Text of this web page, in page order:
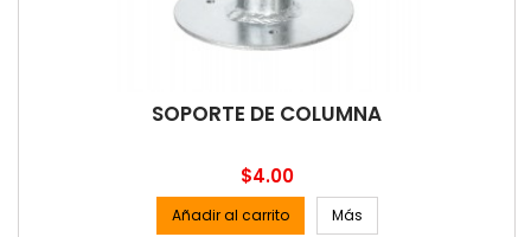
SOPORTE DE COLUMNA
Precio
$4.00
Añadir al carrito Más